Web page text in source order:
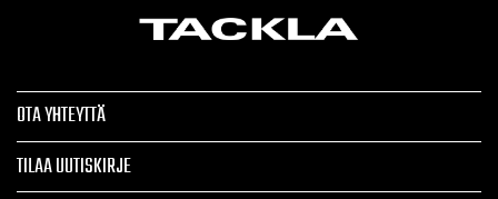
OTA YHTEYTTÄ
TILAA UUTISKIRJE